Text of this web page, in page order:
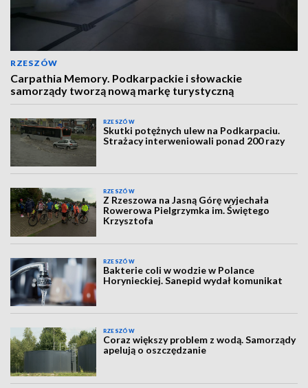
RZESZÓW
Carpathia Memory. Podkarpackie i słowackie
samorządy tworzą nową markę turystyczną
RZESZÓW
Skutki potężnych ulew na Podkarpaciu.
Strażacy interweniowali ponad 200 razy
RZESZÓW
Z Rzeszowa na Jasną Górę wyjechała
Rowerowa Pielgrzymka im. Świętego
Krzysztofa
RZESZÓW
Bakterie coli w wodzie w Polance
Horynieckiej. Sanepid wydał komunikat
RZESZÓW
Coraz większy problem z wodą. Samorządy
apelują o oszczędzanie